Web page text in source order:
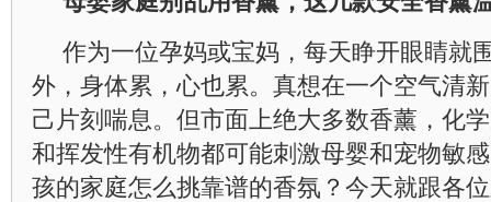
作为一位孕妈或宝妈，每天睁开眼睛就
外，身体累，心也累。真想在一个空气清
己片刻喘息。但市面上绝大多数香薰，化
和挥发性有机物都可能刺激母婴和宠物敏
孩的家庭怎么挑靠谱的香氛？今天就跟各